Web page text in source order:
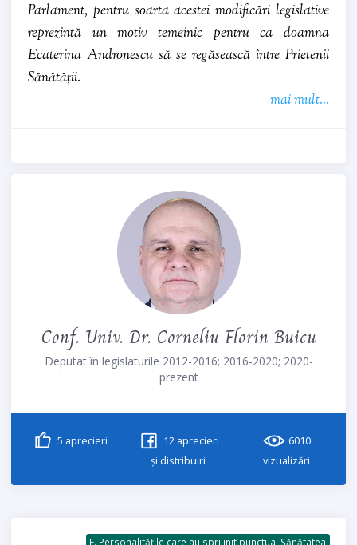
Parlament, pentru soarta acestei modificări legislative
reprezintă un motiv temeinic pentru ca doamna
Ecaterina Andronescu să se regăsească între Prietenii
Sănătății.
mai mult...
Conf. Univ. Dr. Corneliu Florin Buicu
Deputat în legislaturile 2012-2016; 2016-2020; 2020-
prezent
5 aprecieri 12aprecieri
și distribuiri
6010
vizualizări
E. Personalitățile care au sprijinit punctual Sănătatea